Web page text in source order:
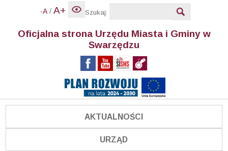
-A / A+ Szukaj:
Oficjalna strona Urzędu Miasta i Gminy w
Swarzędzu
AKTUALNOŚCI
URZĄD